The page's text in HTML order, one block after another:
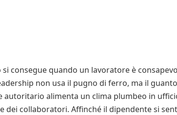
consegue quando un lavoratore è
non usa il pugno di ferro, ma il
autoritario alimenta un clima plumbeo in
dei collaboratori. Affinché il dipendente si